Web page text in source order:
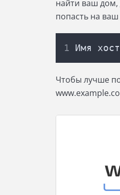
найти ваш дом,
попасть на ваш
Имя
Чтобы лучше